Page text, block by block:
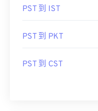
PST 到 IST
PST 到 PKT
PST 到 CST